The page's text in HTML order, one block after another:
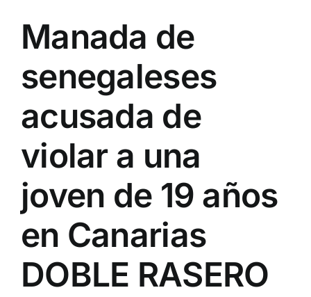
Manada de
senegaleses
acusada de
violar a una
joven de 19 años
en Canarias
DOBLE RASERO